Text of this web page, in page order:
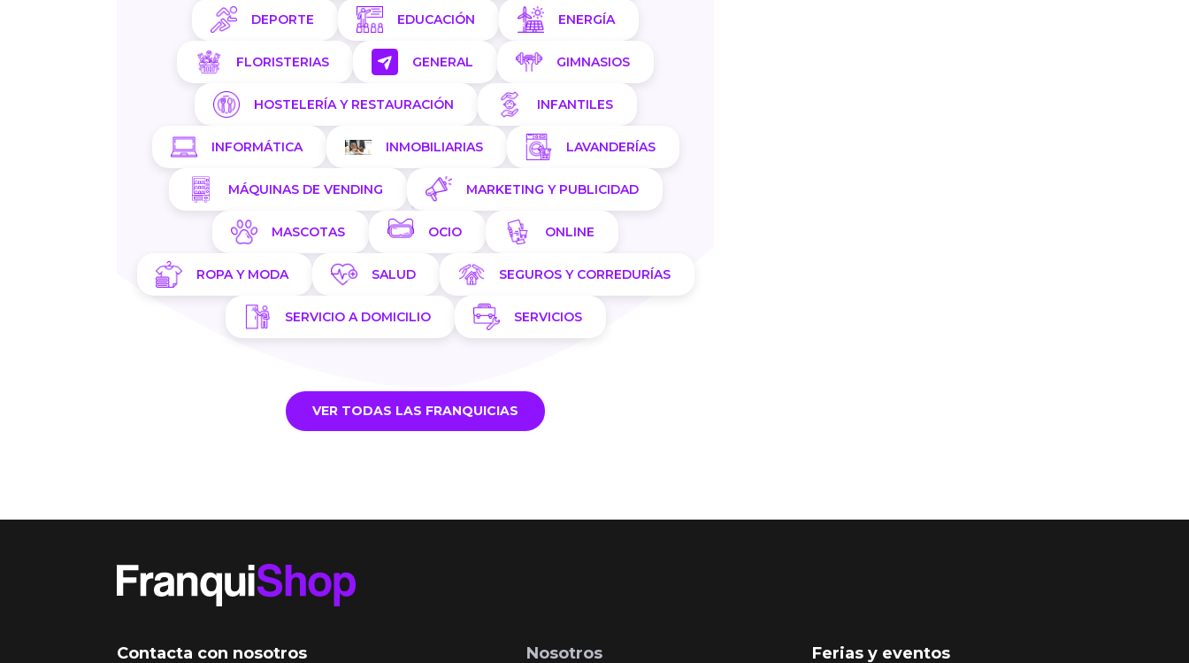
DEPORTE EDUCACIÓN ENERGÍA
FLORISTERIAS GENERAL GIMNASIOS
HOSTELERÍA Y RESTAURACIÓN INFANTILES
INFORMÁTICA INMOBILIARIAS LAVANDERÍAS
MÁQUINAS DE VENDING MARKETING Y PUBLICIDAD
MASCOTAS OCIO ONLINE
ROPA Y MODA SALUD SEGUROS Y CORREDURÍAS
SERVICIO A DOMICILIO SERVICIOS
VER TODAS LAS FRANQUICIAS
Contacta con nosotros Nosotros Ferias y eventos